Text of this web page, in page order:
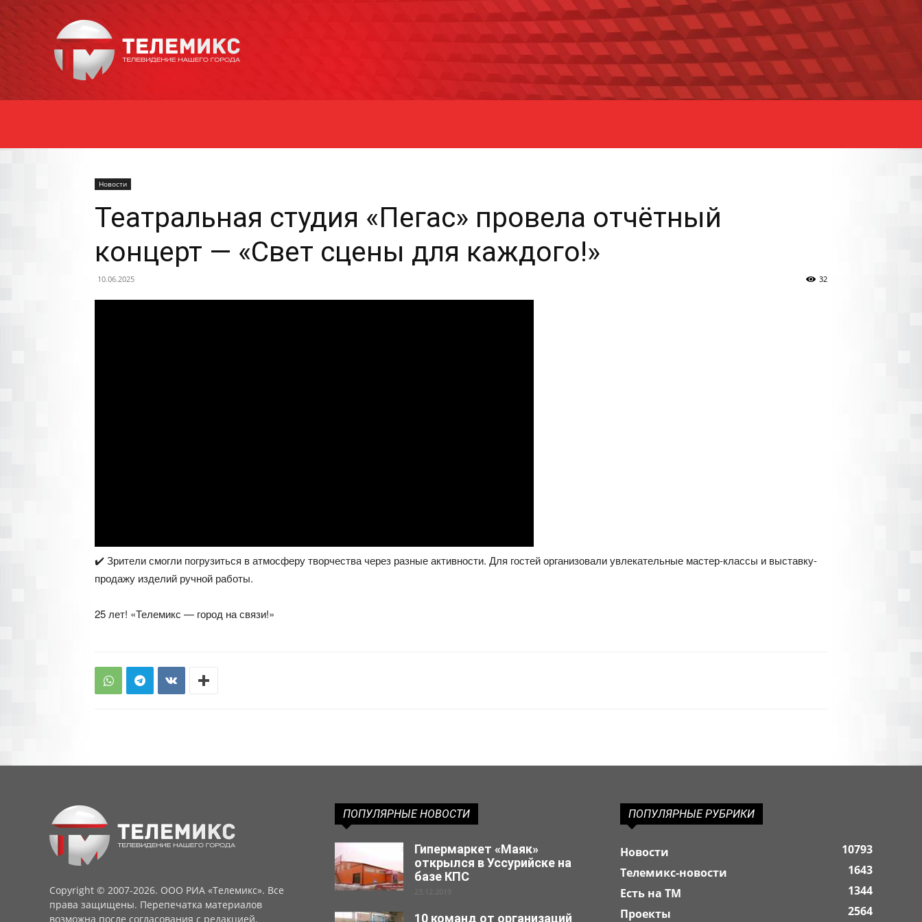
Уссурийска
Новости
Театральная студия «Пегас» провела отчётный
концерт — «Свет сцены для каждого!»
10.06.2025 32
✔️ Зрители смогли погрузиться в атмосферу творчества через разные активности. Для гостей организовали увлекательные мастер-классы и выставку-
продажу изделий ручной работы.
25 лет! «Телемикс — город на связи!»
Copyright © 2007-2026. ООО РИА «Телемикс». Все
права защищены. Перепечатка материалов
возможна после согласования с редакцией.
ПОПУЛЯРНЫЕ НОВОСТИ
Гипермаркет «Маяк»
открылся в Уссурийске на
базе КПС
23.12.2019
10 команд от организаций
ПОПУЛЯРНЫЕ РУБРИКИ
Новости
10793
Телемикс-новости
1643
Есть на ТМ
1344
Проекты
2564